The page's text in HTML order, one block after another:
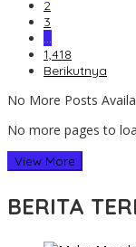
2
3
…
1,418
Berikutnya
No More Posts
No more pages to
View More
BERITA